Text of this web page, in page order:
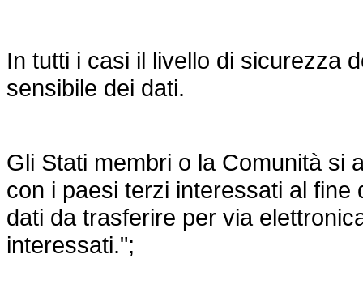
In tutti i casi il livello di sicurezza
sensibile dei dati.
Gli Stati membri o la Comunità si
con i paesi terzi interessati al
dati da trasferire per via
interessati.";